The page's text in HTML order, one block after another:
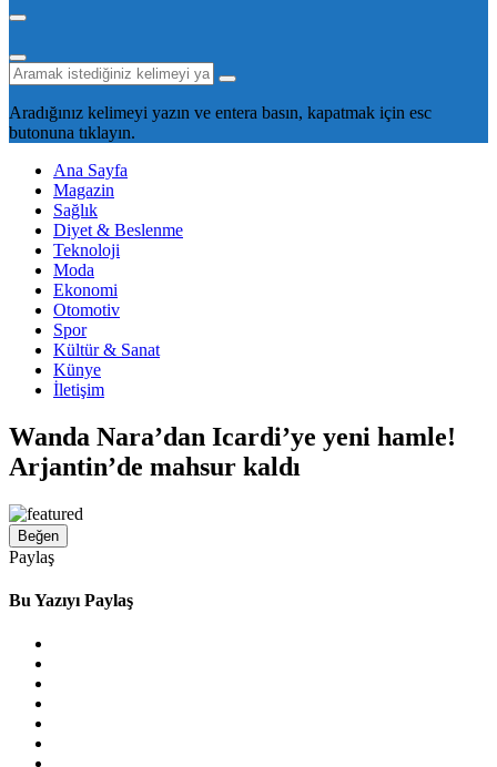
Aradığınız kelimeyi yazın ve entera basın, kapatmak için esc
butonuna tıklayın.
Ana Sayfa
Magazin
Sağlık
Diyet & Beslenme
Teknoloji
Moda
Ekonomi
Otomotiv
Spor
Kültür & Sanat
Künye
İletişim
Wanda Nara’dan Icardi’ye yeni hamle!
Arjantin’de mahsur kaldı
Beğen
Paylaş
Bu Yazıyı Paylaş